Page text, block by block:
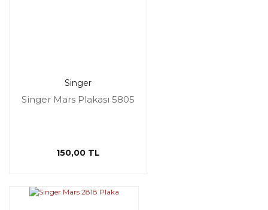
Singer
Singer Mars Plakası 5805
150,00 TL